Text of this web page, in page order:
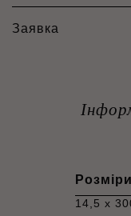
Заявка
Розміри
14,5 x